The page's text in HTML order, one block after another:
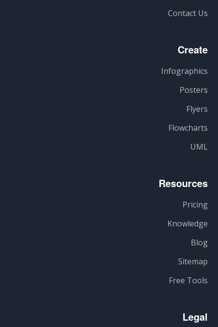
Contact Us
Create
Infographics
Posters
Flyers
Flowcharts
UML
Resources
Pricing
Knowledge
Blog
Sitemap
Free Tools
Legal